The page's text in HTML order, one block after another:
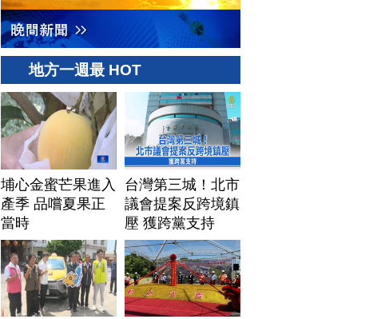
地方一週最 HOT
埔心金蜜芒果進入
產季 品嚐夏果正
當時
台灣第三城！北市
議會提案反跨境鎮
壓 獲跨黨支持